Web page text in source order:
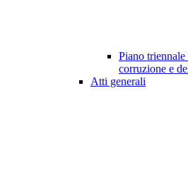
Piano
corruzione e
Atti generali